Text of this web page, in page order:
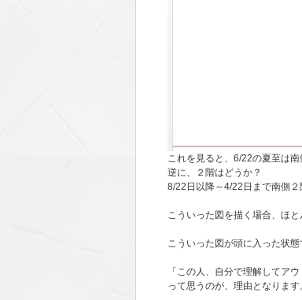
これを見ると、6/22の夏至は
逆に、２階はどうか？
8/22日以降～4/22日まで南側２
こういった図を描く場合、ほ
こういった図が頭に入った状
「この人、自分で理解してア
って思うのが、理由となります